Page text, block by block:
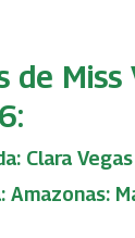
de Miss
Clara
Amazonas: